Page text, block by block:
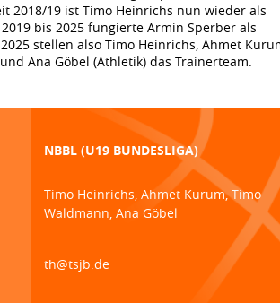
2018/19 ist Timo Heinrichs nun wieder als
bis 2025 fungierte Armin Sperber als
stellen also Timo Heinrichs, Ahmet
Ana Göbel (Athletik) das Trainerteam.
NBBL (U19 BUNDESLIGA)
Timo Heinrichs, Ahmet Kurum, Timo
Waldmann, Ana Göbel
th@tsjb.de